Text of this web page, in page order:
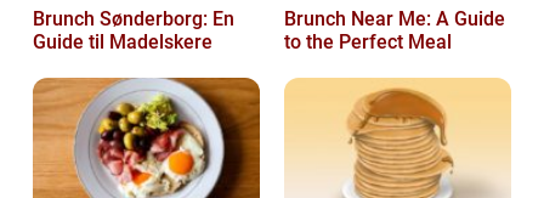
Brunch Sønderborg: En
Guide til Madelskere
Brunch Near Me: A Guide
to the Perfect Meal